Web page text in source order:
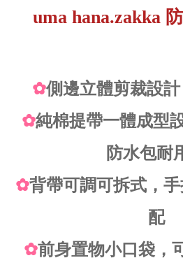
uma hana.zakka
✿側邊立體剪裁設
✿純棉提帶一體成型
防水包耐
✿背帶可調可拆式，
配
✿前身置物小口袋，